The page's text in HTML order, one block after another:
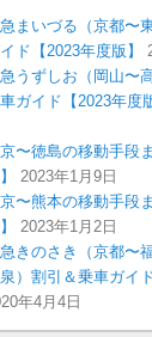
まいづる（京都〜
ド【2023年度版】
うずしお（岡山〜
ガイド【2023年度
〜徳島の移動手段
2023年1月9日
〜熊本の移動手段
2023年1月2日
きのさき（京都〜
）割引＆乗車ガイ
年4月4日